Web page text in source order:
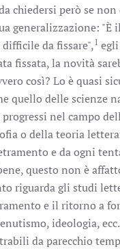
chiedersi però se
generalizzazione: "È
difficile da fissare",1
fissata, la novità
così? Lo è quasi
quello delle scienze
nel campo
o della teoria
e da ogni
questo non è
riguarda gli studi
e il ritorno a
ideologia,
da parecchio